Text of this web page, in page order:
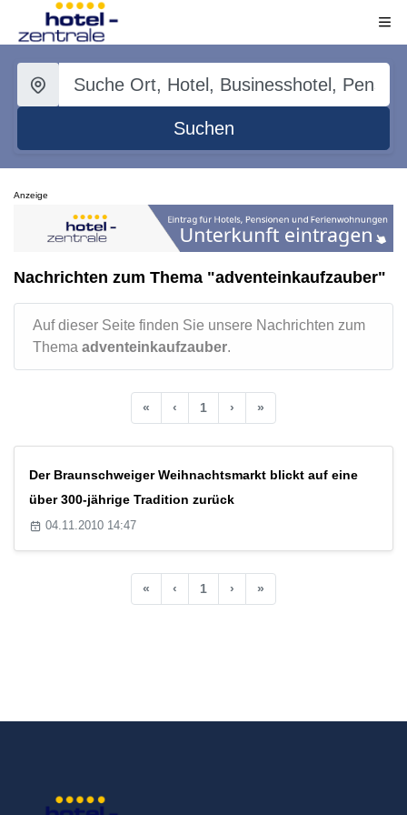
Suchen
Anzeige
Nachrichten zum Thema "adventeinkaufzauber"
Auf dieser Seite finden Sie unsere Nachrichten zum
Thema adventeinkaufzauber.
« ‹ 1 › »
Der Braunschweiger Weihnachtsmarkt blickt auf eine
über 300-jährige Tradition zurück
04.11.2010 14:47
« ‹ 1 › »